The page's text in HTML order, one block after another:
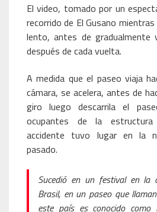
El video, tomado por un
recorrido de El Gusano
lento, antes de gradualmente
después de cada vuelta.
A medida que el paseo viaja
cámara, se acelera, antes de
giro luego descarrila el
ocupantes de la
accidente tuvo lugar en la
pasado.
Sucedió en un festival en la
Brasil, en un paseo que
este país es conocido como